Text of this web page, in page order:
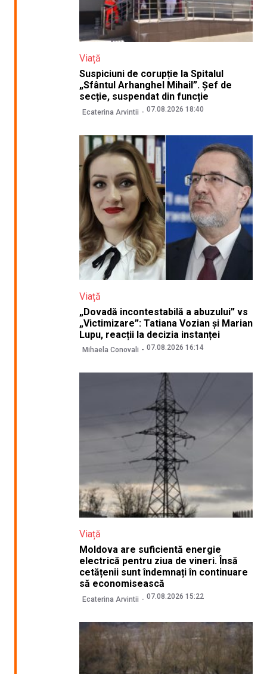
Viață
Suspiciuni de corupție la Spitalul
„Sfântul Arhanghel Mihail”. Șef de
secție, suspendat din funcție
Ecaterina Arvintii 07.08.2026 18:40
Viață
„Dovadă incontestabilă a abuzului” vs
„Victimizare”: Tatiana Vozian și Marian
Lupu, reacții la decizia instanței
Mihaela Conovali 07.08.2026 16:14
Viață
Moldova are suficientă energie
electrică pentru ziua de vineri. Însă
cetățenii sunt îndemnați în continuare
să economisească
Ecaterina Arvintii 07.08.2026 15:22